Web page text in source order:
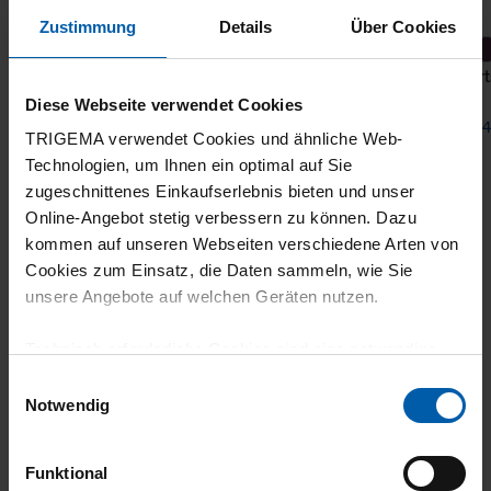
Zustimmung Details Über Cookies
Diese Webseite verwendet Cookies
TRIGEMA verwendet Cookies und ähnliche Web-
Technologien, um Ihnen ein optimal auf Sie
zugeschnittenes Einkaufserlebnis bieten und unser
Online-Angebot stetig verbessern zu können. Dazu
kommen auf unseren Webseiten verschiedene Arten von
Cookies zum Einsatz, die Daten sammeln, wie Sie
unsere Angebote auf welchen Geräten nutzen.
grundlegende Funktionen wie etwa zur Auswahl und
gewährleisten.
Notwendig
Funktional
waistband
from
shipping